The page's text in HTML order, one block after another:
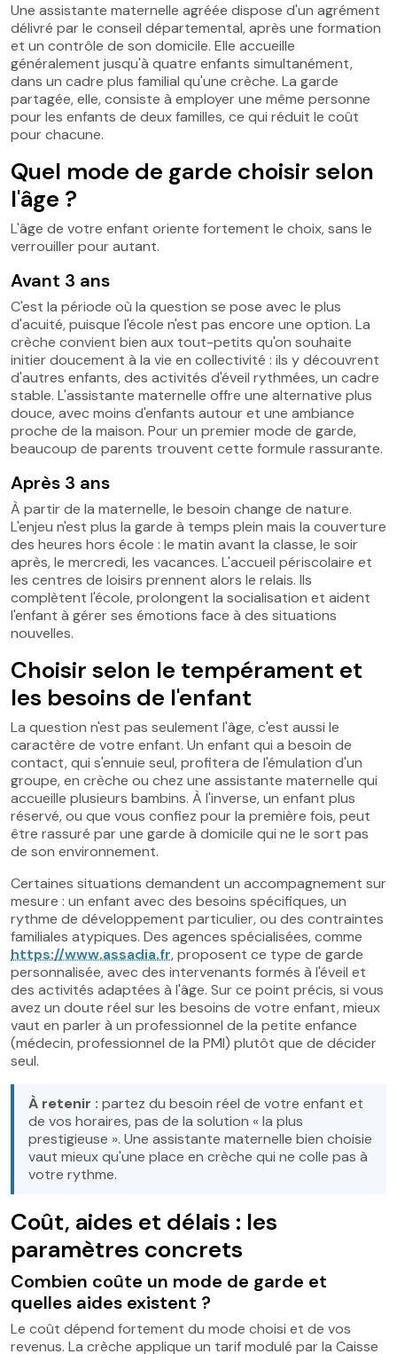
Une assistante maternelle agréée dispose d'un agrément
délivré par le conseil départemental, après une formation
et un contrôle de son domicile. Elle accueille
généralement jusqu'à quatre enfants simultanément,
dans un cadre plus familial qu'une crèche. La garde
partagée, elle, consiste à employer une même personne
pour les enfants de deux familles, ce qui réduit le coût
pour chacune.
Quel mode de garde choisir selon
l'âge ?
L'âge de votre enfant oriente fortement le choix, sans le
verrouiller pour autant.
Avant 3 ans
C'est la période où la question se pose avec le plus
d'acuité, puisque l'école n'est pas encore une option. La
crèche convient bien aux tout-petits qu'on souhaite
initier doucement à la vie en collectivité : ils y découvrent
d'autres enfants, des activités d'éveil rythmées, un cadre
stable. L'assistante maternelle offre une alternative plus
douce, avec moins d'enfants autour et une ambiance
proche de la maison. Pour un premier mode de garde,
beaucoup de parents trouvent cette formule rassurante.
Après 3 ans
À partir de la maternelle, le besoin change de nature.
L'enjeu n'est plus la garde à temps plein mais la couverture
des heures hors école : le matin avant la classe, le soir
après, le mercredi, les vacances. L'accueil périscolaire et
les centres de loisirs prennent alors le relais. Ils
complètent l'école, prolongent la socialisation et aident
l'enfant à gérer ses émotions face à des situations
nouvelles.
Choisir selon le tempérament et
les besoins de l'enfant
La question n'est pas seulement l'âge, c'est aussi le
caractère de votre enfant. Un enfant qui a besoin de
contact, qui s'ennuie seul, profitera de l'émulation d'un
groupe, en crèche ou chez une assistante maternelle qui
accueille plusieurs bambins. À l'inverse, un enfant plus
réservé, ou que vous confiez pour la première fois, peut
être rassuré par une garde à domicile qui ne le sort pas
de son environnement.
Certaines situations demandent un accompagnement sur
mesure : un enfant avec des besoins spécifiques, un
rythme de développement particulier, ou des contraintes
familiales atypiques. Des agences spécialisées, comme
https://www.assadia.fr, proposent ce type de garde
personnalisée, avec des intervenants formés à l'éveil et
des activités adaptées à l'âge. Sur ce point précis, si vous
avez un doute réel sur les besoins de votre enfant, mieux
vaut en parler à un professionnel de la petite enfance
(médecin, professionnel de la PMI) plutôt que de décider
seul.
À retenir : partez du besoin réel de votre enfant et
de vos horaires, pas de la solution « la plus
prestigieuse ». Une assistante maternelle bien choisie
vaut mieux qu'une place en crèche qui ne colle pas à
votre rythme.
Coût, aides et délais : les
paramètres concrets
Combien coûte un mode de garde et
quelles aides existent ?
Le coût dépend fortement du mode choisi et de vos
revenus. La crèche applique un tarif modulé par la Caisse